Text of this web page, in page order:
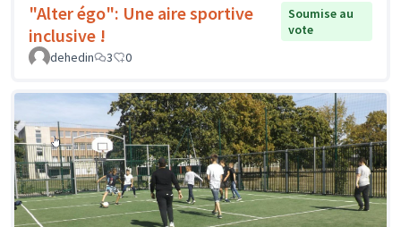
"Alter égo": Une aire sportive
inclusive !
Soumise au
vote
dehedin
3 0